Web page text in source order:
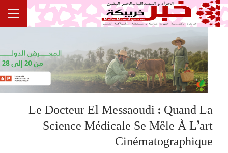
Le Docteur El Messaoudi : Quand La
Science Médicale Se Mêle À L’art
Cinématographique